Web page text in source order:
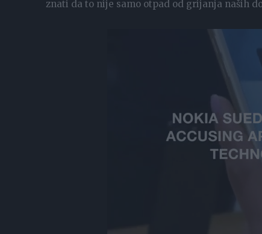
znati da to nije samo otpad od grijanja naših